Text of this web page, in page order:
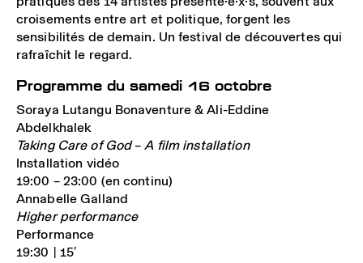
croisements entre art et politique, forgent les
sensibilités de demain. Un festival de découvertes qui
rafraîchit le regard.
Programme du samedi 16 octobre
Soraya Lutangu Bonaventure & Ali-Eddine
Abdelkhalek
Taking Care of God–A film installation
Installation vidéo
19:00 – 23:00 (en continu)
Annabelle Galland
Higher performance
Performance
19:30 | 15′